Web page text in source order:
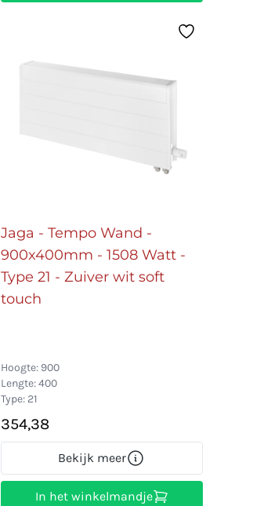
Jaga - Tempo Wand -
900x400mm - 1508 Watt -
Type 21 - Zuiver wit soft
touch
Hoogte: 900
Lengte: 400
Type: 21
354,38
Bekijk meer
In het winkelmandje